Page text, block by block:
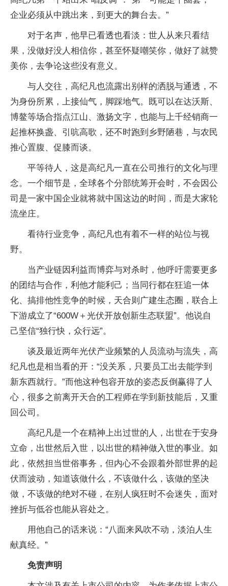
企业必须从中跳出来，到更大的舞台去。”
对于名声，他早已看透也看淡：世人从来只看结
果，没做好没人相信你，甚至怀疑嘲笑你，做好了就赞
美你，去争论这些没有意义。
与人交往，高纪凡也流露出别样的洒脱与通透，不
为身份所累，上接仙气，脚踩地气。既可以在达沃斯、
博鳌等场合指点江山、激扬文字，也能与上千经销商一
起推杯换盏、引吭高歌，还不时跑到乡野陋巷，与农民
推心置腹、促膝而谈。
平等待人，这是高纪凡一直在公司推行的文化与理
念。一个细节是，全球各个分部统筹开会时，不会因公
司是一家中国企业就将就中国这边的时间，而是大家轮
流坐庄。
看待行业竞争，高纪凡也有着不一样的站位与视
野。
当产业链因利益而博弈与对杀时，他呼吁需要更多
的团结与合作，利他才能利己；当同行都在狂追一体
化、搞排他性竞争的时候，天合则广建生态圈，联合上
下游成立了“600W＋光伏开放创新生态联盟”。他说自
己坚信“独行快，众行远”。
谈及最近两年光伏产业频繁的人员流动与流失，高
纪凡也是相当看的开：“没关系，只要员工出去能学到
新东西就行。”而他这种包容开放的姿态反倒赢得了人
心，很多之前离开天合的工程师在学到新技能后，又重
回公司。
高纪凡是一个在精神上出过世的人，出世在于安身
立命，出世然后入世，以出世的精神做入世的事业。如
此，依然担当世俗事务，但内心不会跟着外部世界的起
伏而波动，知道该做什么，不该做什么，该做的坚决
做，不该做的绝对不碰，在别人疯狂时不会迷失，面对
挫折与低谷也能从容处之。
用他自己的话来说：“八面来风吹不动，淡泊人生
献真经。”
免责声明